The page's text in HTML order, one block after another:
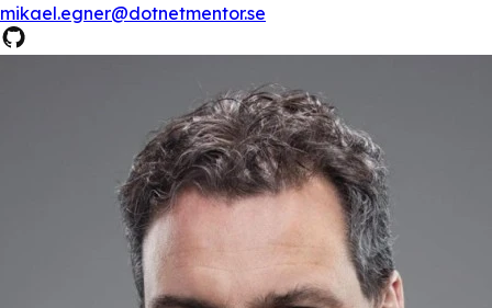
mikael.egner@dotnetmentor.se